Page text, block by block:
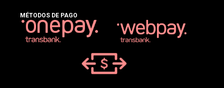
MÉTODOS DE PAGO